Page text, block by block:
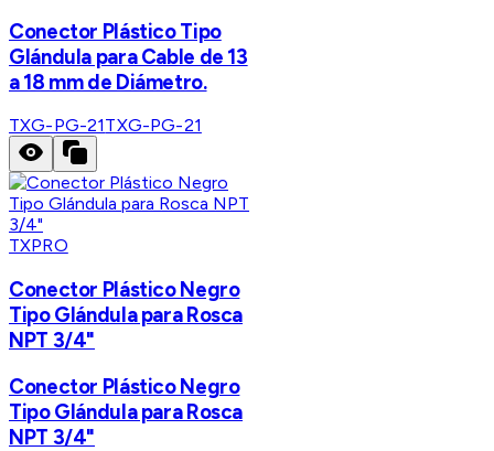
Conector Plástico Tipo
Glándula para Cable de 13
a 18 mm de Diámetro.
TXG-PG-21TXG-PG-21
TXPRO
Conector Plástico Negro
Tipo Glándula para Rosca
NPT 3/4"
Conector Plástico Negro
Tipo Glándula para Rosca
NPT 3/4"